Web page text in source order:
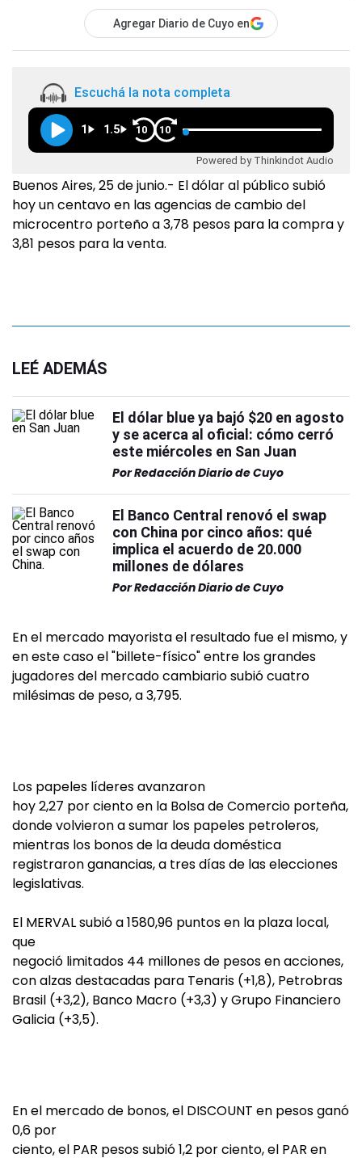
Agregar Diario de Cuyo en
Escuchá la nota completa
1 1.5 10 10
Powered by Thinkindot Audio
Buenos Aires, 25 de junio.- El dólar al público subió
hoy un centavo en las agencias de cambio del
microcentro porteño a 3,78 pesos para la compra y
3,81 pesos para la venta.
LEÉ ADEMÁS
El dólar blue ya bajó $20 en agosto
y se acerca al oficial: cómo cerró
este miércoles en San Juan
PorRedacción Diario de Cuyo
El Banco Central renovó el swap
con China por cinco años: qué
implica el acuerdo de 20.000
millones de dólares
PorRedacción Diario de Cuyo
En el mercado mayorista el resultado fue el mismo, y
en este caso el "billete-físico" entre los grandes
jugadores del mercado cambiario subió cuatro
milésimas de peso, a 3,795.
Los papeles líderes avanzaron
hoy 2,27 por ciento en la Bolsa de Comercio porteña,
donde volvieron a sumar los papeles petroleros,
mientras los bonos de la deuda doméstica
registraron ganancias, a tres días de las elecciones
legislativas.
El MERVAL subió a 1580,96 puntos en la plaza local,
que
negoció limitados 44 millones de pesos en acciones,
con alzas destacadas para Tenaris (+1,8), Petrobras
Brasil (+3,2), Banco Macro (+3,3) y Grupo Financiero
Galicia (+3,5).
En el mercado de bonos, el DISCOUNT en pesos ganó
0,6 por
ciento, el PAR pesos subió 1,2 por ciento, el PAR en